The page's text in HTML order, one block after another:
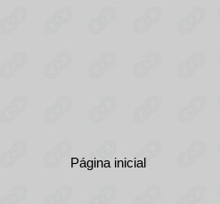
Página inicial